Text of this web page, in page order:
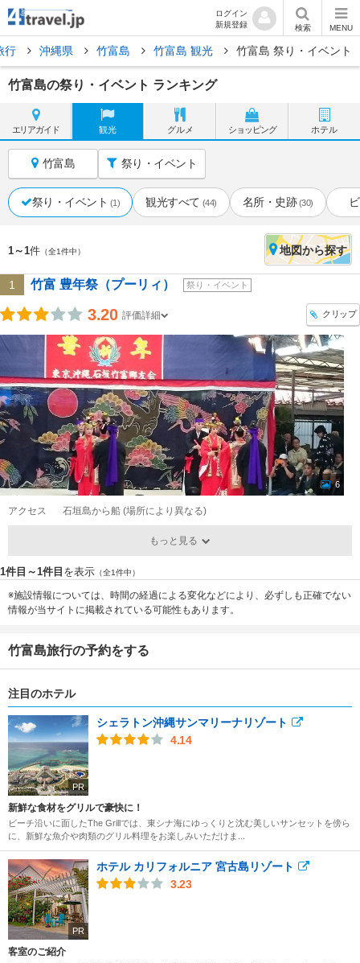
ログイン
新規登録
検索 MENU
行 沖縄県 竹富島 竹富島 観光 竹富島 祭り・イベント
竹富島の祭り・イベント ランキング
エリアガイド 観光 グルメ ショッピング ホテル
竹富島 祭り・イベント
祭り・イベント (1) 観光すべて (44) 名所・史跡 (30)
1～1件 （全1件中） 地図から探す
1 竹富 豊年祭（プーリィ） 祭り・イベント
3.20 評価詳細 クリップ
6
アクセス 石垣島から船 (場所により異なる)
もっと見る
1件目～1件目 を表示 （全1件中）
※施設情報については、時間の経過による変化などにより、必ずしも正確でない
情報が当サイトに掲載されている可能性もあります。
竹富島旅行の予約をする
注目のホテル
PR
シェラトン沖縄サンマリーナリゾート
4.14
新鮮な食材をグリルで豪快に！
ビーチ沿いに面したThe Grillでは、東シナ海にゆっくりと沈む美しいサンセットを傍ら
に、新鮮な魚介や肉類のグリル料理をお楽しみいただけま...
PR
ホテル カリフォルニア 宮古島リゾート
3.23
客室のご紹介